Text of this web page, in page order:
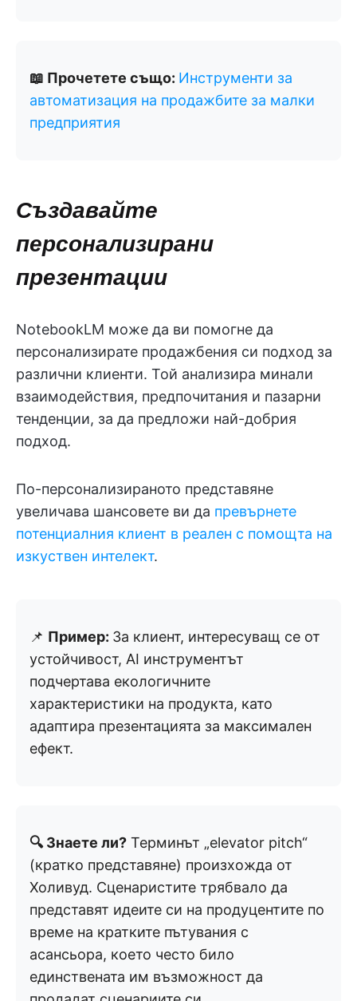
📖 Прочетете също: Инструменти за
автоматизация на продажбите за малки
предприятия
Създавайте
персонализирани
презентации
NotebookLM може да ви помогне да
персонализирате продажбения си подход за
различни клиенти. Той анализира минали
взаимодействия, предпочитания и пазарни
тенденции, за да предложи най-добрия
подход.
По-персонализираното представяне
увеличава шансовете ви да превърнете
потенциалния клиент в реален с помощта на
изкуствен интелект.
📌 Пример: За клиент, интересуващ се от
устойчивост, AI инструментът
подчертава екологичните
характеристики на продукта, като
адаптира презентацията за максимален
ефект.
🔍 Знаете ли? Терминът „elevator pitch“
(кратко представяне) произхожда от
Холивуд. Сценаристите трябвало да
представят идеите си на продуцентите по
време на кратките пътувания с
асансьора, което често било
единствената им възможност да